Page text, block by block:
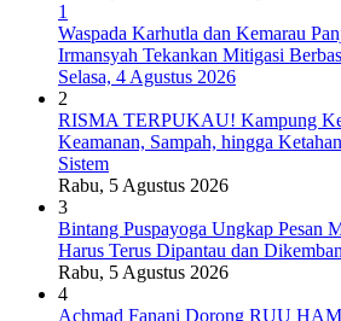
1
Waspada Karhutla dan Kemarau
Irmansyah Tekankan Mitigasi
Selasa, 4 Agustus 2026
2
RISMA TERPUKAU! Kampung
Keamanan, Sampah, hingga
Sistem
Rabu, 5 Agustus 2026
3
Bintang Puspayoga Ungkap Pesan
Harus Terus Dipantau dan
Rabu, 5 Agustus 2026
4
Achmad Fanani Dorong RUU